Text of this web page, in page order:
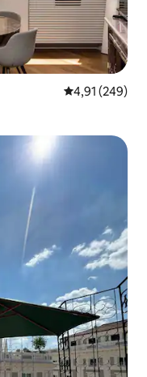
4,91 ud af 5 i
4,91 (249)